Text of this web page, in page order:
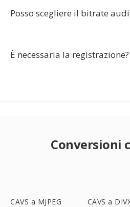
Posso scegliere il bitrate
È necessaria la registrazione?
Conversioni
CAVS a MJPEG CAVS a